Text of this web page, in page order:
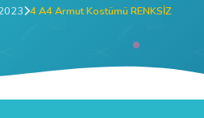
4 A4 Armut Kostümü RENKSİZ